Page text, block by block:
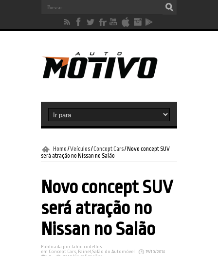
Home /Veículos/Concept Cars/ Novo concept SUV
será atração no Nissan no Salão
Novo concept SUV
será atração no
Nissan no Salão
Publicada por:fabio codellos
em Concept Cars, Painel , Salão do Automóvel
15/10/2014